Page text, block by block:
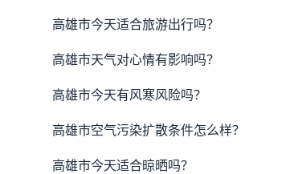
高雄市今天适合旅游出行吗？
高雄市天气对心情有影响吗？
高雄市今天有风寒风险吗？
高雄市空气污染扩散条件怎么样？
高雄市今天适合晾晒吗？